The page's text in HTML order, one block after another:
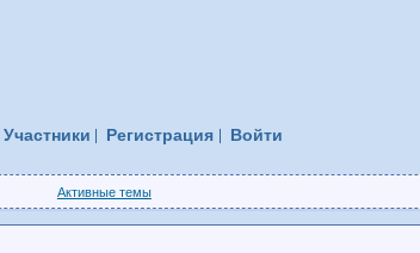
Участники Регистрация Войти
Активные темы